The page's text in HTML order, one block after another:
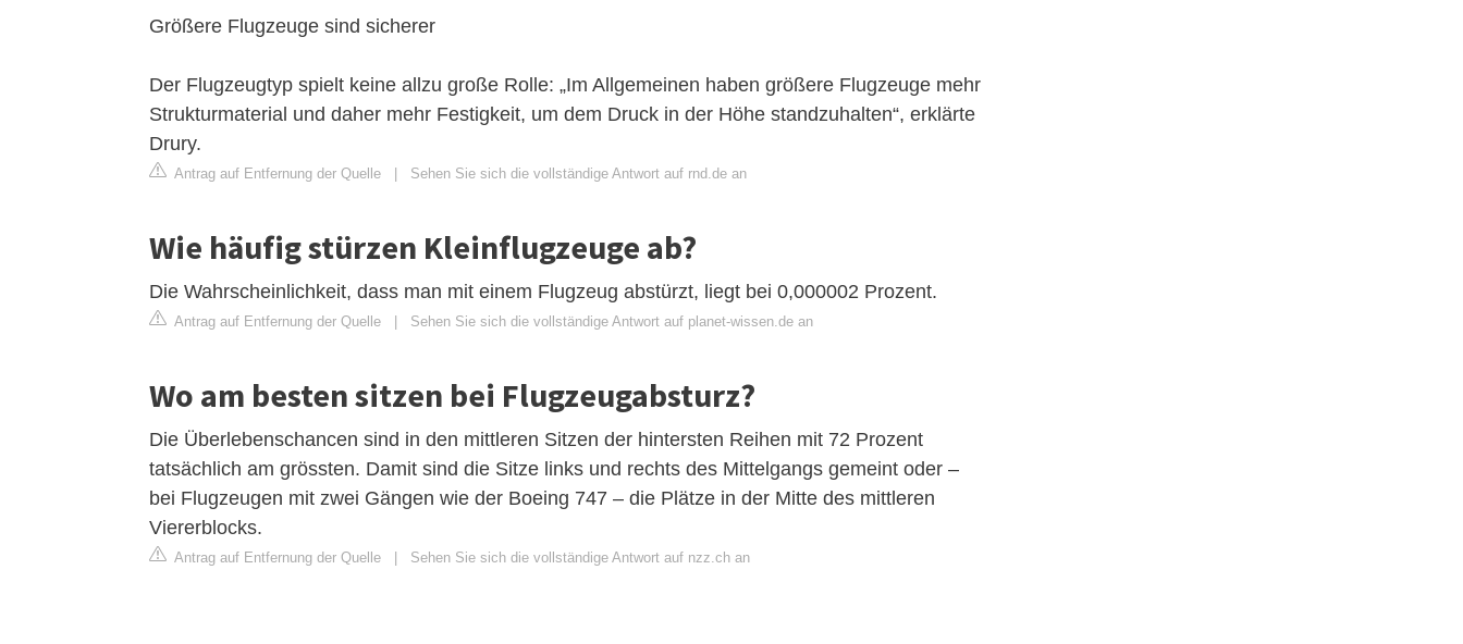
Größere Flugzeuge sind sicherer
Der Flugzeugtyp spielt keine allzu große Rolle: „Im Allgemeinen haben größere Flugzeuge mehr
Strukturmaterial und daher mehr Festigkeit, um dem Druck in der Höhe standzuhalten“, erklärte
Drury.
Antrag auf Entfernung der Quelle | Sehen Sie sich die vollständige Antwort auf rnd.de an
Wie häufig stürzen Kleinflugzeuge ab?
Die Wahrscheinlichkeit, dass man mit einem Flugzeug abstürzt, liegt bei 0,000002 Prozent.
Antrag auf Entfernung der Quelle | Sehen Sie sich die vollständige Antwort auf planet-wissen.de an
Wo am besten sitzen bei Flugzeugabsturz?
Die Überlebenschancen sind in den mittleren Sitzen der hintersten Reihen mit 72 Prozent
tatsächlich am grössten. Damit sind die Sitze links und rechts des Mittelgangs gemeint oder –
bei Flugzeugen mit zwei Gängen wie der Boeing 747 – die Plätze in der Mitte des mittleren
Viererblocks.
Antrag auf Entfernung der Quelle | Sehen Sie sich die vollständige Antwort auf nzz.ch an